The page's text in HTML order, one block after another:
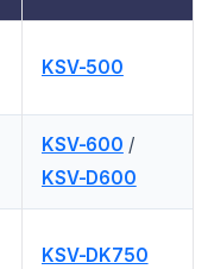
KSV-500
KSV-600 /
KSV-D600
KSV-DK750